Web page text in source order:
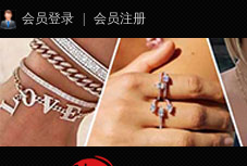
会员登录 会员注册